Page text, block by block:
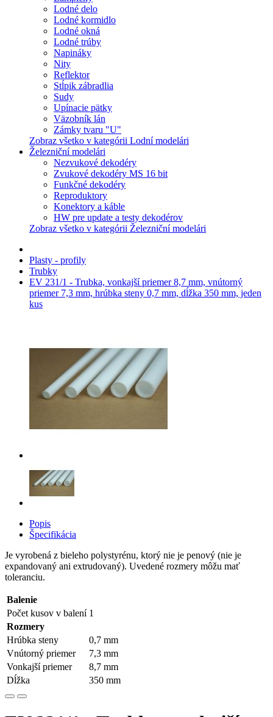
Lodné delo
Lodné kormidlo
Lodné okná
Lodné trúby
Napináky
Nity
Reflektor
Stĺpik zábradlia
Sudy
Upínacie pätky
Väzobník lán
Zámky tvaru "U"
Zobraz všetko v kategórii Lodní modelári
Železniční modelári
Nezvukové dekodéry
Zvukové dekodéry MS 16 bit
Funkčné dekodéry
Reproduktory
Konektory a káble
HW pre update a testy dekodérov
Zobraz všetko v kategórii Železniční modelári
Plasty - profily
Trubky
EV 231/1 - Trubka, vonkajší priemer 8,7 mm, vnútorný
priemer 7,3 mm, hrúbka steny 0,7 mm, dĺžka 350 mm, jeden
kus
Popis
Špecifikácia
Je vyrobená z bieleho polystyrénu, ktorý nie je penový (nie je
expandovaný ani extrudovaný). Uvedené rozmery môžu mať
toleranciu.
Balenie
Počet kusov v balení 1
Rozmery
Hrúbka steny
0,7 mm
Vnútorný priemer
7,3 mm
Vonkajší priemer
8,7 mm
Dĺžka
350 mm